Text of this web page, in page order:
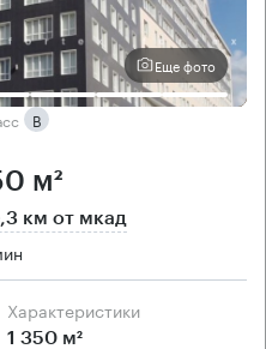
Еще фото
B
м²
км от мкад
Характеристики
1 350 м²